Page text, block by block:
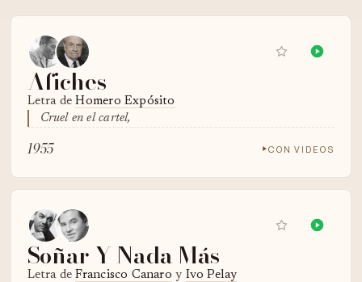
Afiches
Letra deHomero Expósito
Cruel en el cartel,
1955 CON VIDEOS
Soñar Y Nada Más
Letra deFrancisco Canaro y Ivo Pelay